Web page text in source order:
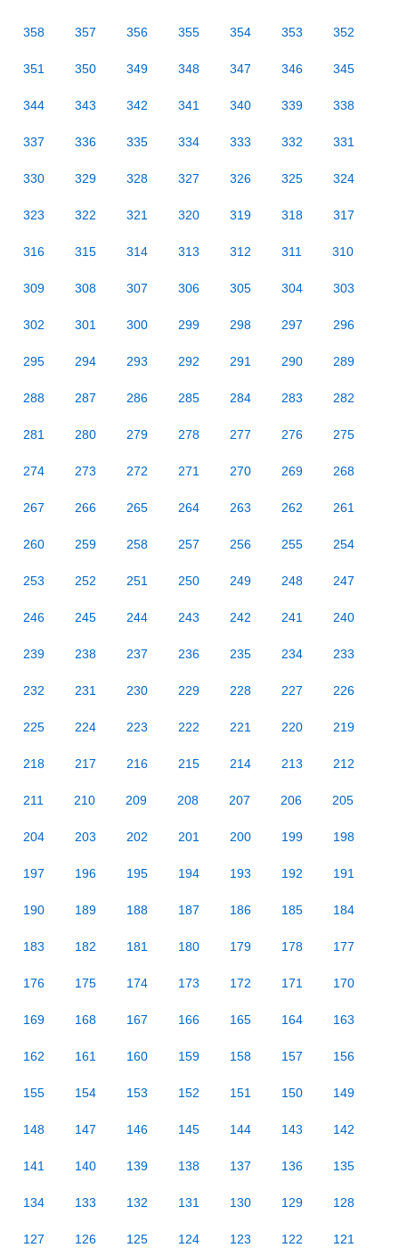
358 357 356 355 354 353 352
351 350 349 348 347 346 345
344 343 342 341 340 339 338
337 336 335 334 333 332 331
330 329 328 327 326 325 324
323 322 321 320 319 318 317
316 315 314 313 312 311 310
309 308 307 306 305 304 303
302 301 300 299 298 297 296
295 294 293 292 291 290 289
288 287 286 285 284 283 282
281 280 279 278 277 276 275
274 273 272 271 270 269 268
267 266 265 264 263 262 261
260 259 258 257 256 255 254
253 252 251 250 249 248 247
246 245 244 243 242 241 240
239 238 237 236 235 234 233
232 231 230 229 228 227 226
225 224 223 222 221 220 219
218 217 216 215 214 213 212
211 210 209 208 207 206 205
204 203 202 201 200 199 198
197 196 195 194 193 192 191
190 189 188 187 186 185 184
183 182 181 180 179 178 177
176 175 174 173 172 171 170
169 168 167 166 165 164 163
162 161 160 159 158 157 156
155 154 153 152 151 150 149
148 147 146 145 144 143 142
141 140 139 138 137 136 135
134 133 132 131 130 129 128
127 126 125 124 123 122 121